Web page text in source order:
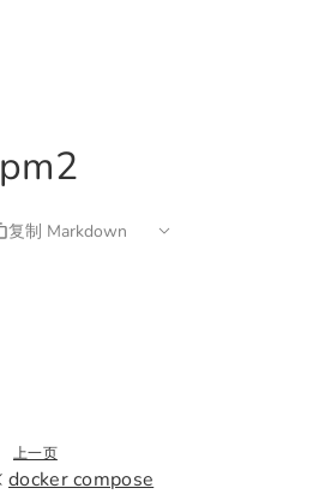
pm2
复制 Markdown
上一页
docker compose